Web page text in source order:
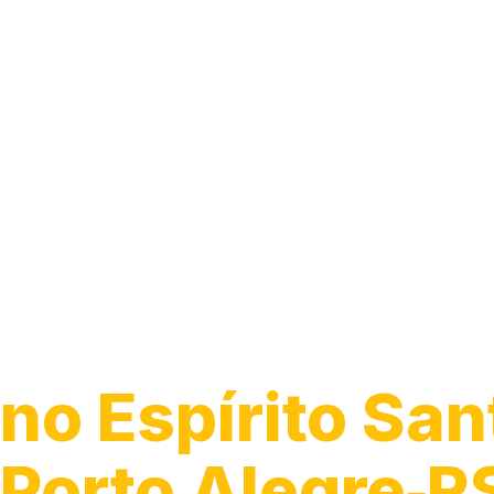
no Espírito